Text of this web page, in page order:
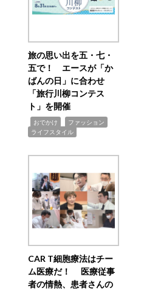
旅の思い出を五・七・
五で！ エースが「か
ばんの日」に合わせ
「旅行川柳コンテス
ト」を開催
おでかけ ファッション
ライフスタイル
CAR T細胞療法はチー
ム医療だ！ 医療従事
者の情熱、患者さんの